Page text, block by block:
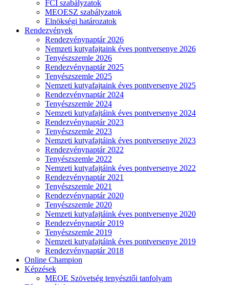
FCI szabályzatok
MEOESZ szabályzatok
Elnökségi határozatok
Rendezvények
Rendezvénynaptár 2026
Nemzeti kutyafajtaink éves pontversenye 2026
Tenyészszemle 2026
Rendezvénynaptár 2025
Tenyészszemle 2025
Nemzeti kutyafajtaink éves pontversenye 2025
Rendezvénynaptár 2024
Tenyészszemle 2024
Nemzeti kutyafajtáink éves pontversenye 2024
Rendezvénynaptár 2023
Tenyészszemle 2023
Nemzeti kutyafajtáink éves pontversenye 2023
Rendezvénynaptár 2022
Tenyészszemle 2022
Nemzeti kutyafajtáink éves pontversenye 2022
Rendezvénynaptár 2021
Tenyészszemle 2021
Rendezvénynaptár 2020
Tenyészszemle 2020
Nemzeti kutyafajtáink éves pontversenye 2020
Rendezvénynaptár 2019
Tenyészszemle 2019
Nemzeti kutyafajtáink éves pontversenye 2019
Rendezvénynaptár 2018
Online Champion
Képzések
MEOE Szövetség tenyésztői tanfolyam